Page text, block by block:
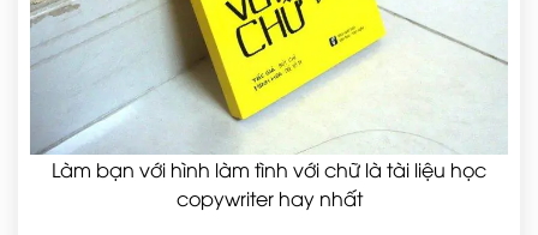
Làm bạn với hình làm tình với chữ là tài liệu học
copywriter hay nhất